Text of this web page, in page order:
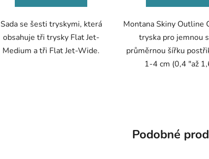
Sada se šesti tryskymi, která
obsahuje tři trysky Flat Jet-
Medium a tři Flat Jet-Wide.
Montana Skiny Outline
tryska pro jemnou
průměrnou šířku
1-4 cm (0,4 "až
Podobné